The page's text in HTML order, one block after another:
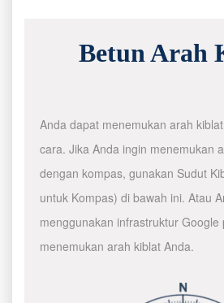
Betun Arah
Anda dapat menemukan arah
cara. Jika Anda ingin menemukan
dengan kompas, gunakan Sudut
untuk Kompas) di bawah ini. Atau
menggunakan infrastruktur Google
menemukan arah kiblat Anda.